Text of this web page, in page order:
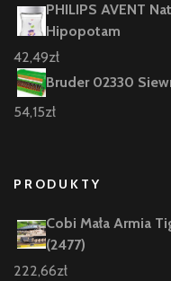
PHILIPS AVENT
Hipopotam
42,49zł
Bruder 02330
54,15zł
PRODUKTY
Cobi Mała Armia
(2477)
222,66zł